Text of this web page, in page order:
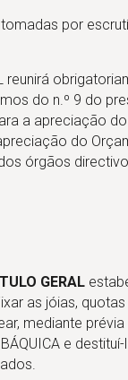
e do brasão
família de
e Melo, o Conde
que foi criada há
para que os
os vinhos
a Confraria, e
trajado à
por
reunirá
do n.º 9 do
a apreciação
do
órgãos
GERAL
as jóias,
mediante
BÁQUICA e